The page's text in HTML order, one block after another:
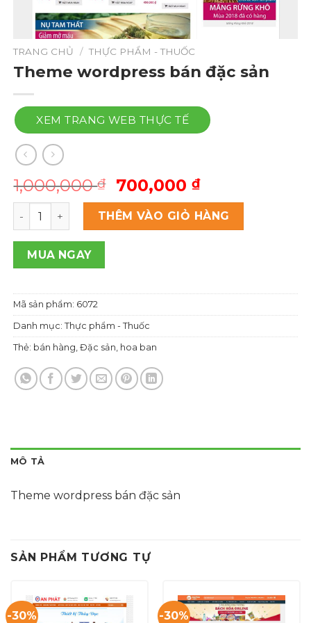
TRANG CHỦ / THỰC PHẨM - THUỐC
Theme wordpress bán đặc sản
XEM TRANG WEB THỰC TẾ
1,000,000₫
Giá
gốc
là:
1,000,000 ₫.
700,000 ₫Giá
hiện
tại
là:
Theme wordpress bán đặc sản số lượng
THÊM VÀO GIỎ HÀNG
MUA NGAY
Mã sản phẩm: 6072
Danh mục:Thực phẩm - Thuốc
Thẻ: bán hàng,Đặc sản, hoa ban
MÔ TẢ
Theme wordpress bán đặc sản
SẢN PHẨM TƯƠNG TỰ
-30% -30%